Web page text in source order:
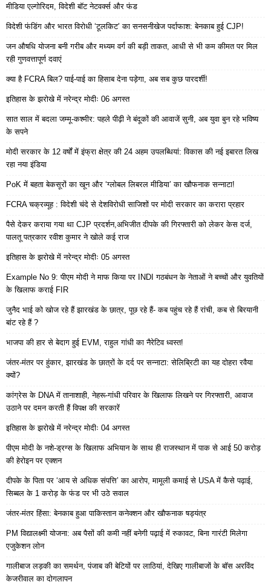
मीडिया एल्गोरिदम, विदेशी बॉट नेटवर्क्स और फंड
विदेशी फंडिंग और भारत विरोधी ‘टूलकिट’ का सनसनीखेज पर्दाफाश: बेनकाब हुई CJP!
जन औषधि योजना बनी गरीब और मध्यम वर्ग की बड़ी ताकत, आधी से भी कम कीमत पर मिल
रही गुणवत्तापूर्ण दवाएं
क्या है FCRA बिल? पाई-पाई का हिसाब देना पड़ेगा, अब सब कुछ पारदर्शी!
इतिहास के झरोखे में नरेन्द्र मोदीः 06 अगस्त
सात साल में बदला जम्मू-कश्मीर: पहले पीढ़ी ने बंदूकों की आवाजें सुनी, अब युवा बुन रहे भविष्य
के सपने
मोदी सरकार के 12 वर्षों में इंफ्रा क्षेत्र की 24 अहम उपलब्धियां: विकास की नई इबारत लिख
रहा नया इंडिया
PoK में बहता बेकसूरों का खून और ‘ग्लोबल लिबरल मीडिया’ का खौफनाक सन्नाटा!
FCRA चक्रव्यूह : विदेशी चंदे से देशविरोधी साजिशों पर मोदी सरकार का करारा प्रहार
पैसे देकर कराया गया था CJP प्रदर्शन,अभिजीत दीपके की गिरफ्तारी को लेकर केस दर्ज,
पालतू पत्रकार रवीश कुमार ने खोले कई राज
इतिहास के झरोखे में नरेन्द्र मोदीः 05 अगस्त
Example No 9: पीएम मोदी ने माफ किया पर INDI गठबंधन के नेताओं ने बच्चों और युवतियों
के खिलाफ कराई FIR
जुनैद भाई को खोज रहे हैं झारखंड के छात्र, पूछ रहे हैं- कब पहुंच रहे हैं रांची, कब से बिरयानी
बांट रहे हैं ?
भाजपा की हार से बेदाग हुई EVM, राहुल गांधी का नैरेटिव ध्वस्त!
जंतर-मंतर पर हुंकार, झारखंड के छात्रों के दर्द पर सन्नाटा: सेलिब्रिटी का यह दोहरा रवैया
क्यों?
कांग्रेस के DNA में तानाशाही, नेहरू-गांधी परिवार के खिलाफ लिखने पर गिरफ्तारी, आवाज
उठाने पर दमन करती हैं विपक्ष की सरकारें
इतिहास के झरोखे में नरेन्द्र मोदीः 04 अगस्त
पीएम मोदी के नशे-ड्रग्स के खिलाफ अभियान के साथ ही राजस्थान में पाक से आई 50 करोड़
की हेरोइन पर एक्शन
दीपके के पिता पर ‘आय से अधिक संपत्ति’ का आरोप, मामूली कमाई से USA में कैसे पढ़ाई,
सिब्बल के 1 करोड़ के फंड पर भी उठे सवाल
जंतर-मंतर हिंसा: बेनकाब हुआ पाकिस्तान कनेक्शन और खौफनाक षड्यंत्र
PM विद्यालक्ष्मी योजना: अब पैसों की कमी नहीं बनेगी पढ़ाई में रुकावट, बिना गारंटी मिलेगा
एजुकेशन लोन
गालीबाज लड़की का समर्थन, पंजाब की बेटियों पर लाठियां, देखिए गालीबाजों के बॉस अरविंद
केजरीवाल का दोगलापन